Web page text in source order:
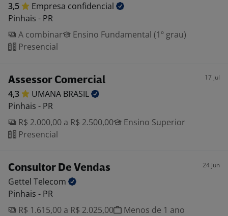
3,5 Empresa confidencial
Pinhais - PR
A combinar
Ensino Fundamental (1º grau)
Presencial
Assessor Comercial 17 jul
4,3 UMANA BRASIL
Pinhais - PR
R$ 2.000,00 a R$ 2.500,00
Ensino Superior
Presencial
Consultor De Vendas 24 jun
Gettel Telecom
Pinhais - PR
R$ 1.615,00 a R$ 2.025,00
Menos de 1 ano